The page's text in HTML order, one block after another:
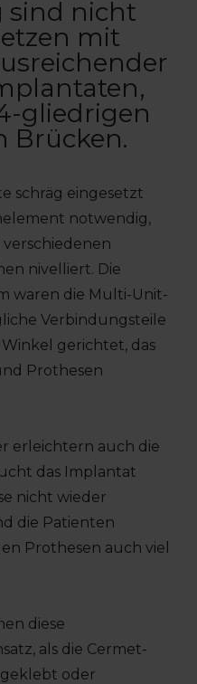
sind nicht
mit
gliedrigen
Brücken.
schräg eingesetzt
notwendig,
nivelliert. Die
waren die Multi-Unit-
Verbindungsteile
gerichtet, das
Prothesen
erleichtern auch die
das Implantat
nicht wieder
die Patienten
Prothesen auch viel
diese
als die Cermet-
oder